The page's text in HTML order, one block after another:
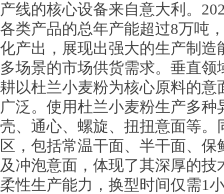
产线的核心设备来自意大利。
各类产品的总年产能超过8万吨
化产出，展现出强大的生产制
多场景的市场供货需求。垂直
耕以杜兰小麦粉为核心原料的
广泛。使用杜兰小麦粉生产多
壳、通心、螺旋、扭扭意面等
区，包括常温干面、半干面、
及冲泡意面，体现了其深厚的
柔性生产能力，换型时间仅需1